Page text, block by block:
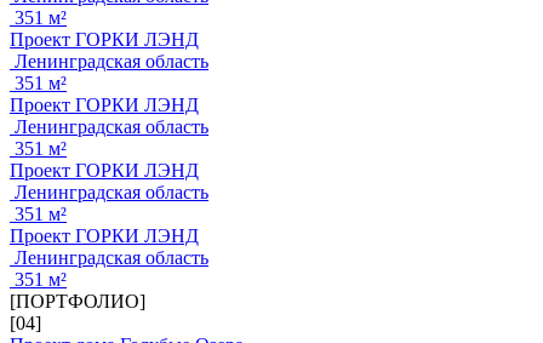
351 м²
Проект ГОРКИ ЛЭНД
Ленинградская область
351 м²
Проект ГОРКИ ЛЭНД
Ленинградская область
351 м²
Проект ГОРКИ ЛЭНД
Ленинградская область
351 м²
Проект ГОРКИ ЛЭНД
Ленинградская область
351 м²
[ПОРТФОЛИО]
[04]